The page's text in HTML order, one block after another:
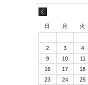
日 月 火
2
3 4
9
10 11
16
17 18
23
24 25